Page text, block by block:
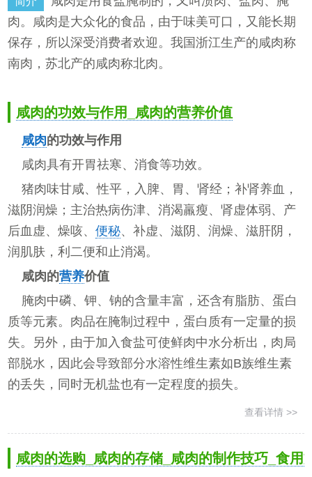
肉。咸肉是大众化的食品，由于味美可口，又能长期
保存，所以深受消费者欢迎。我国浙江生产的咸肉称
南肉，苏北产的咸肉称北肉。
咸肉的功效与作用_咸肉的营养价值
咸肉的功效与作用
咸肉具有开胃祛寒、消食等功效。
猪肉味甘咸、性平，入脾、胃、肾经；补肾养血，
滋阴润燥；主治热病伤津、消渴羸瘦、肾虚体弱、产
后血虚、燥咳、便秘、补虚、滋阴、润燥、滋肝阴，
润肌肤，利二便和止消渴。
咸肉的营养价值
腌肉中磷、钾、钠的含量丰富，还含有脂肪、蛋白
质等元素。肉品在腌制过程中，蛋白质有一定量的损
失。另外，由于加入食盐可使鲜肉中水分析出，肉局
部脱水，因此会导致部分水溶性维生素如B族维生素
的丢失，同时无机盐也有一定程度的损失。
查看详情 >>
咸肉的选购_咸肉的存储_咸肉的制作技巧_食用